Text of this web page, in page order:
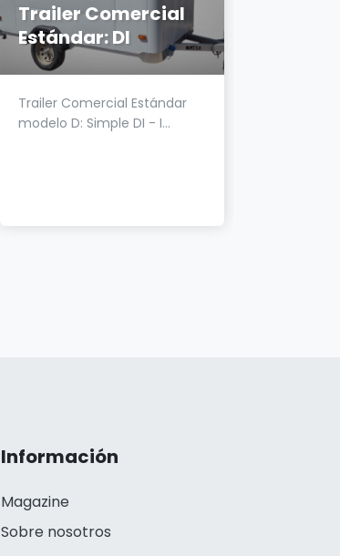
Trailer Comercial
Estándar: DI
Trailer Comercial Estándar
modelo D: Simple DI - I...
Información
Magazine
Sobre nosotros